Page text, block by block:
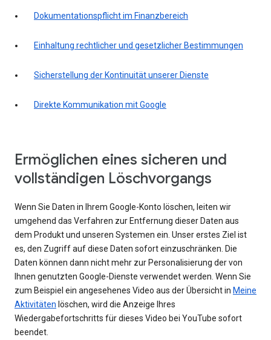
Dokumentationspflicht im Finanzbereich
Einhaltung rechtlicher und gesetzlicher Bestimmungen
Sicherstellung der Kontinuität unserer Dienste
Direkte Kommunikation mit Google
Ermöglichen eines sicheren und
vollständigen Löschvorgangs
Wenn Sie Daten in Ihrem Google-Konto löschen, leiten wir
umgehend das Verfahren zur Entfernung dieser Daten aus
dem Produkt und unseren Systemen ein. Unser erstes Ziel ist
es, den Zugriff auf diese Daten sofort einzuschränken. Die
Daten können dann nicht mehr zur Personalisierung der von
Ihnen genutzten Google-Dienste verwendet werden. Wenn Sie
zum Beispiel ein angesehenes Video aus der Übersicht in Meine
Aktivitäten löschen, wird die Anzeige Ihres
Wiedergabefortschritts für dieses Video bei YouTube sofort
beendet.